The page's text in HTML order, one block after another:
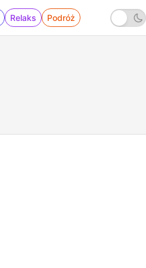
Relaks Podróż